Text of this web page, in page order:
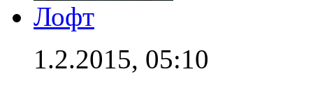
Лофт
1.2.2015, 05:10